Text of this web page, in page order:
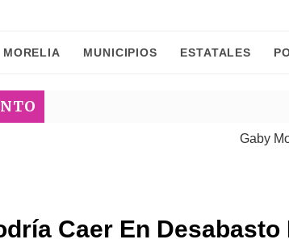
MORELIA MUNICIPIOS ESTATALES
Gaby Molina
Caer En Desabasto